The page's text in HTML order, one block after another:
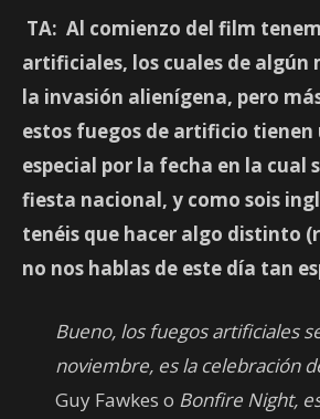
TA: Al comienzo del film
artificiales, los cuales de algún
la invasión alienígena, pero
estos fuegos de artificio tienen
especial por la fecha en la cual
fiesta nacional, y como sois
tenéis que hacer algo distinto
no nos hablas de este día tan
Bueno, los fuegos artificiales
noviembre, es la celebración
Guy Fawkes o Bonfire Night,